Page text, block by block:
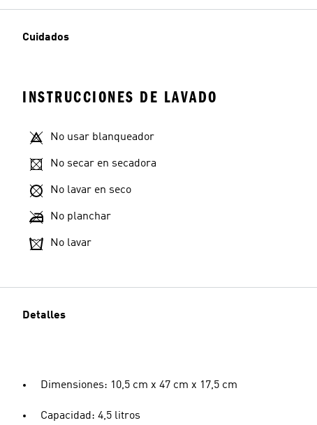
Cuidados
INSTRUCCIONES DE LAVADO
No usar blanqueador
No secar en secadora
No lavar en seco
No planchar
No lavar
Detalles
Dimensiones: 10,5 cm x 47 cm x 17,5 cm
Capacidad: 4,5 litros